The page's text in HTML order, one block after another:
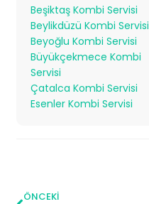
Beşiktaş Kombi Servisi
Beylikdüzü Kombi Servisi
Beyoğlu Kombi Servisi
Büyükçekmece Kombi
Servisi
Çatalca Kombi Servisi
Esenler Kombi Servisi
ÖNCEKI